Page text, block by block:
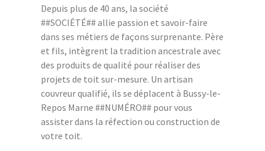
Depuis plus de 40 ans, la société
##SOCIÉTÉ## allie passion et savoir-faire
dans ses métiers de façons surprenante. Père
et fils, intègrent la tradition ancestrale avec
des produits de qualité pour réaliser des
projets de toit sur-mesure. Un artisan
couvreur qualifié, ils se déplacent à Bussy-le-
Repos Marne ##NUMÉRO## pour vous
assister dans la réfection ou construction de
votre toit.